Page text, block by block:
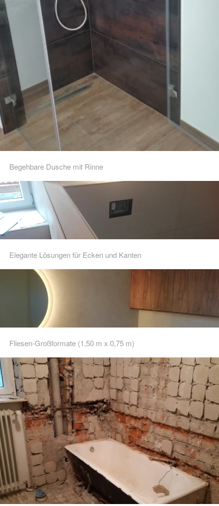
Begehbare Dusche mit Rinne
Elegante Lösungen für Ecken und Kanten
Fliesen-Großformate (1,50 m x 0,75 m)